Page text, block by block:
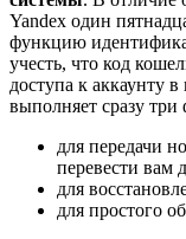
Yandex один
функцию
учесть, что код
доступа к аккаунту
выполняет сразу
для передачи
перевести вам
для
для простого